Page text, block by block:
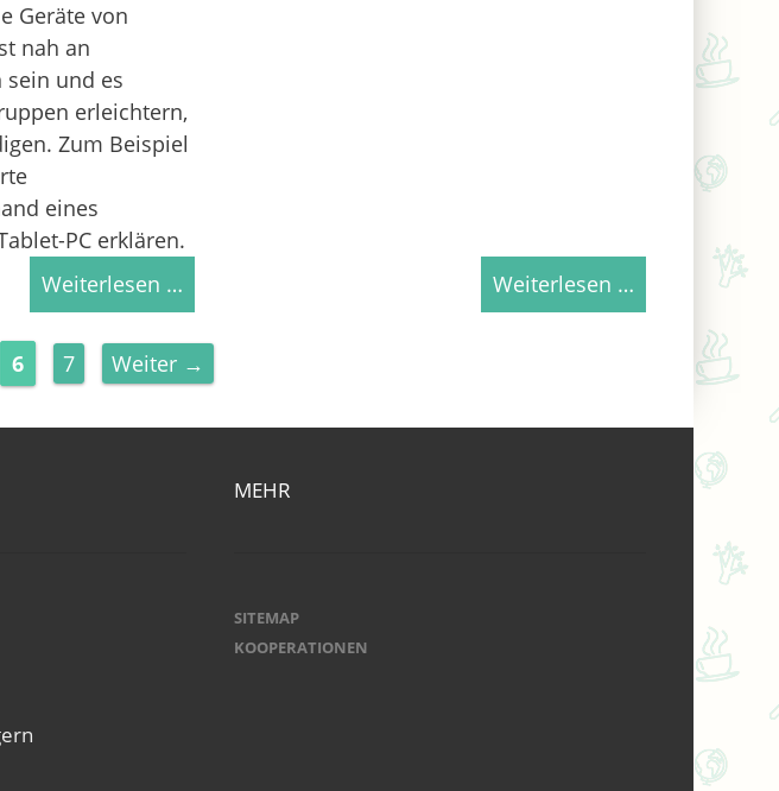
Geräte von
nah an
und es
erleichtern,
Zum Beispiel
eines
PC erklären.
Weiterlesen …
Weiterlesen …
Seite
6 Seite
7 Weiter →
MEHR
SITEMAP
KOOPERATIONEN